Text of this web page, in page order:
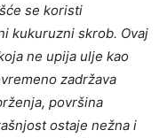
se koristi
kukuruzni skrob. Ovaj
ne upija ulje kao
zadržava
površina
ostaje nežna i